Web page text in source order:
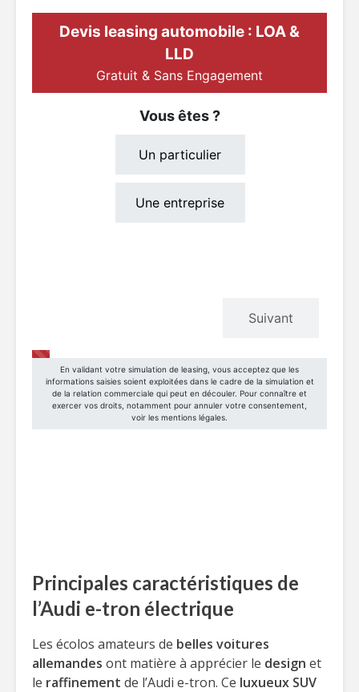
Principales caractéristiques de
l’Audi e-tron électrique
Les écolos amateurs de belles voitures
allemandes ont matière à apprécier le design et
le raffinement de l’Audi e-tron. Ce luxueux SUV